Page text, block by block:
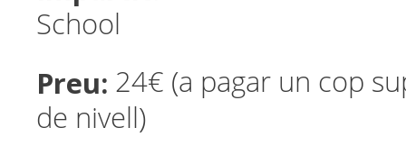
School
Preu: 24€ (a pagar un cop
de nivell)